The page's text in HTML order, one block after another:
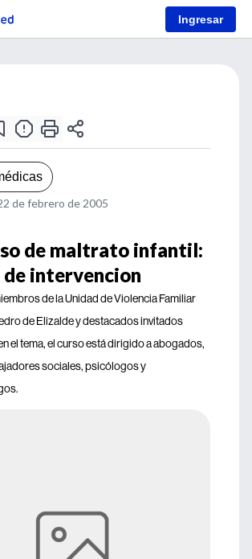
Ingresar
de febrero de 2005
de maltrato infantil:
de intervencion
de la Unidad de Violencia Familiar
de Elizalde y destacados invitados
el tema, el curso está dirigido a abogados,
sociales, psicólogos y